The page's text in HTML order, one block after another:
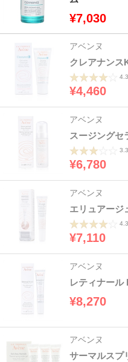
¥7,030
アベンヌ
クレアナンス
¥4,460
アベンヌ
スージングセ
¥6,780
アベンヌ
エリュアージ
¥7,110
アベンヌ
レティナール
¥8,270
アベンヌ
サーマルスプ